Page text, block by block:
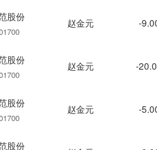
股份 赵金元 -
股份 赵金元 -
股份 赵金元 -
股份